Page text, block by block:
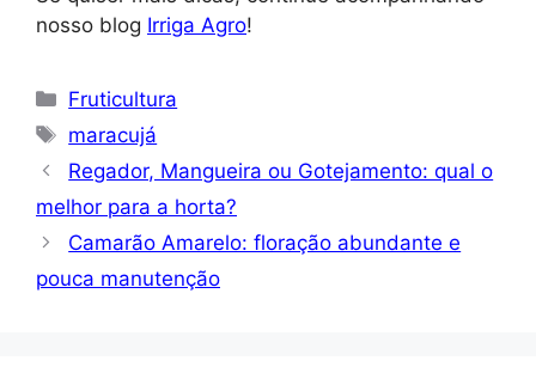
nosso blog Irriga Agro!
Categorias
Fruticultura
Tags
maracujá
Regador, Mangueira ou Gotejamento: qual o
melhor para a horta?
Camarão Amarelo: floração abundante e
pouca manutenção